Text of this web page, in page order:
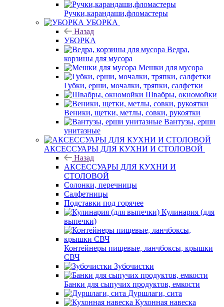
Ручки,карандаши,фломастеры
УБОРКА
Назад
УБОРКА
Ведра,
корзины для мусора
Мешки для мусора
Губки, ерши, мочалки, тряпки, салфетки
Швабры, окномойки
Веники, щетки, метлы, совки, рукоятки
Вантузы, ерши
унитазные
АКСЕССУАРЫ ДЛЯ КУХНИ И СТОЛОВОЙ
Назад
АКСЕССУАРЫ ДЛЯ КУХНИ И
СТОЛОВОЙ
Солонки, перечницы
Салфетницы
Подставки под горячее
Кулинария (для
выпечки)
Контейнеры пищевые, ланчбоксы, крышки
СВЧ
Зубочистки
Банки для сыпучих продуктов, емкости
Дуршлаги, сита
Кухонная навеска